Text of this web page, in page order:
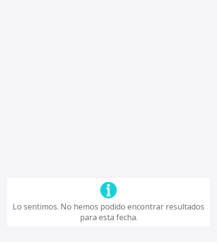
Lo sentimos. No hemos podido encontrar resultados
para esta fecha.